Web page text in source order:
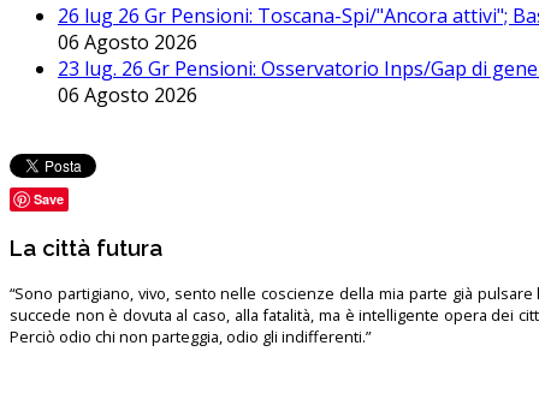
26 lug 26 Gr Pensioni: Toscana-Spi/"Ancora attivi";
06 Agosto 2026
23 lug. 26 Gr Pensioni: Osservatorio Inps/Gap di
06 Agosto 2026
Save
La città futura
“Sono partigiano, vivo, sento nelle coscienze della mia parte già pulsare
succede non è dovuta al caso, alla fatalità, ma è intelligente opera dei
Perciò odio chi non parteggia, odio gli indifferenti.”